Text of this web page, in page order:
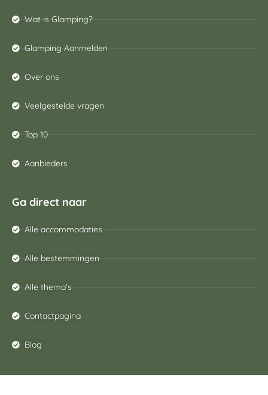
Wat is Glamping?
Glamping Aanmelden
Over ons
Veelgestelde vragen
Top 10
Aanbieders
Ga direct naar
Alle accommodaties
Alle bestemmingen
Alle thema's
Contactpagina
Blog